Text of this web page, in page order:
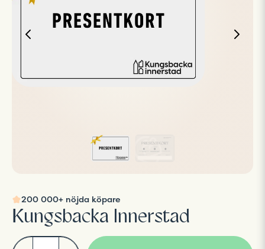
200 000+ nöjda köpare
Kungsbacka Innerstad